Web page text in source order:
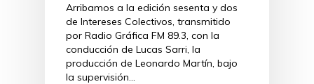
Arribamos a la edición sesenta y dos
de Intereses Colectivos, transmitido
por Radio Gráfica FM 89.3, con la
conducción de Lucas Sarri, la
producción de Leonardo Martín, bajo
la supervisión…